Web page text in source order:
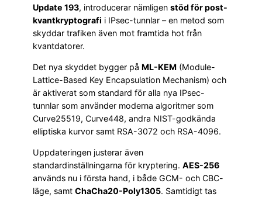
Update 193, introducerar nämligen stöd för post-
kvantkryptografi i IPsec-tunnlar – en metod som
skyddar trafiken även mot framtida hot från
kvantdatorer.
Det nya skyddet bygger på ML-KEM (Module-
Lattice-Based Key Encapsulation Mechanism) och
är aktiverat som standard för alla nya IPsec-
tunnlar som använder moderna algoritmer som
Curve25519, Curve448, andra NIST-godkända
elliptiska kurvor samt RSA-3072 och RSA-4096.
Uppdateringen justerar även
standardinställningarna för kryptering. AES-256
används nu i första hand, i både GCM- och CBC-
läge, samt ChaCha20-Poly1305. Samtidigt tas